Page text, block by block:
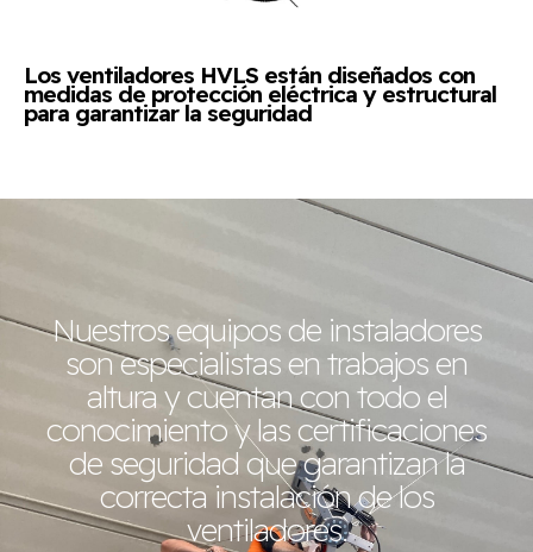
Los ventiladores HVLS están diseñados con
medidas de protección eléctrica y estructural
para garantizar la seguridad
Nuestros equipos de instaladores
son especialistas en trabajos en
altura y cuentan con todo el
conocimiento y las certificaciones
de seguridad que garantizan la
correcta instalación de los
ventiladores.